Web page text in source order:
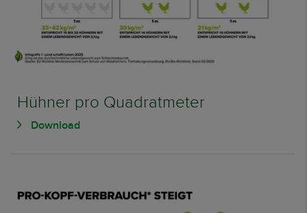
Hühner pro Quadratmeter
Download